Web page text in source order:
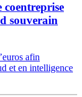
souverain
afin
et en intelligence